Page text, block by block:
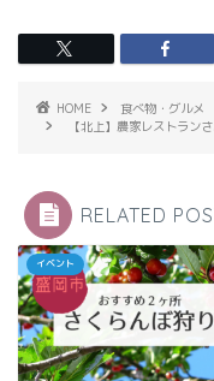
HOME
食べ物・グルメ
【北上】農家レストラン
RELATED
イベント